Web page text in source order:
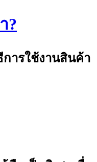
?
การใช้งานสินค้า